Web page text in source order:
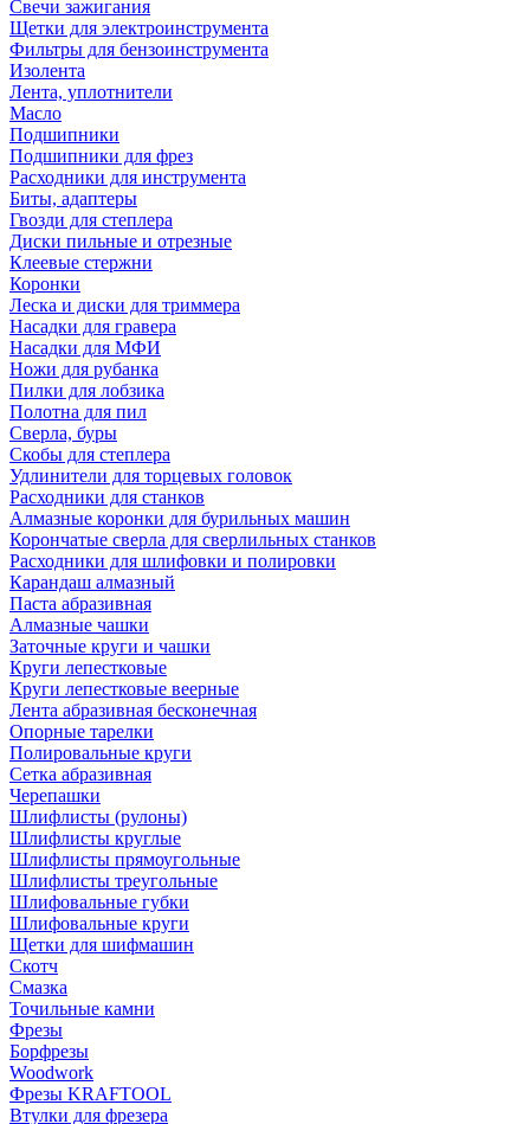
Свечи зажигания
Щетки для электроинструмента
Фильтры для бензоинструмента
Изолента
Лента, уплотнители
Масло
Подшипники
Подшипники для фрез
Расходники для инструмента
Биты, адаптеры
Гвозди для степлера
Диски пильные и отрезные
Клеевые стержни
Коронки
Леска и диски для триммера
Насадки для гравера
Насадки для МФИ
Ножи для рубанка
Пилки для лобзика
Полотна для пил
Сверла, буры
Скобы для степлера
Удлинители для торцевых головок
Расходники для станков
Алмазные коронки для бурильных машин
Корончатые сверла для сверлильных станков
Расходники для шлифовки и полировки
Карандаш алмазный
Паста абразивная
Алмазные чашки
Заточные круги и чашки
Круги лепестковые
Круги лепестковые веерные
Лента абразивная бесконечная
Опорные тарелки
Полировальные круги
Сетка абразивная
Черепашки
Шлифлисты (рулоны)
Шлифлисты круглые
Шлифлисты прямоугольные
Шлифлисты треугольные
Шлифовальные губки
Шлифовальные круги
Щетки для шифмашин
Скотч
Смазка
Точильные камни
Фрезы
Борфрезы
Woodwork
Фрезы KRAFTOOL
Втулки для фрезера